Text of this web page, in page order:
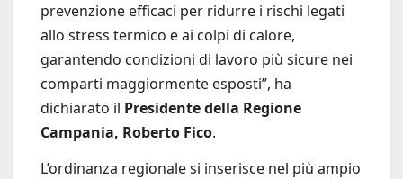
prevenzione efficaci per ridurre i rischi legati
allo stress termico e ai colpi di calore,
garantendo condizioni di lavoro più sicure nei
comparti maggiormente esposti”, ha
dichiarato il Presidente della Regione
Campania, Roberto Fico.
L’ordinanza regionale si inserisce nel più ampio